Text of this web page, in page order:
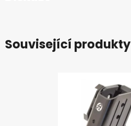
Související produkty